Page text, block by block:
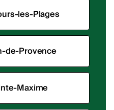
les-Plages
de-Provence
Maxime